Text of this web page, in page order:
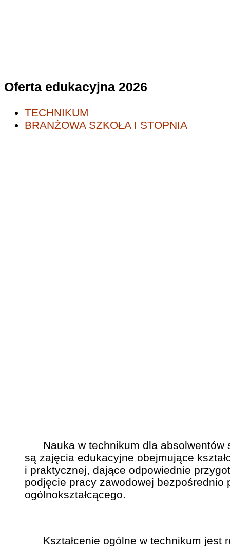
Oferta edukacyjna 2026
TECHNIKUM
BRANŻOWA SZKOŁA I STOPNIA
Nauka w technikum dla absolwentów
są zajęcia edukacyjne obejmujące
i praktycznej, dające odpowiednie
podjęcie pracy zawodowej bezpośrednio
ogólnokształcącego.
Kształcenie ogólne w technikum jest